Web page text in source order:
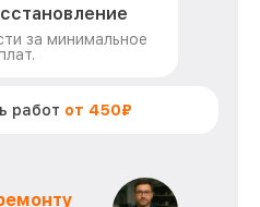
за минимальное
работ от 450₽